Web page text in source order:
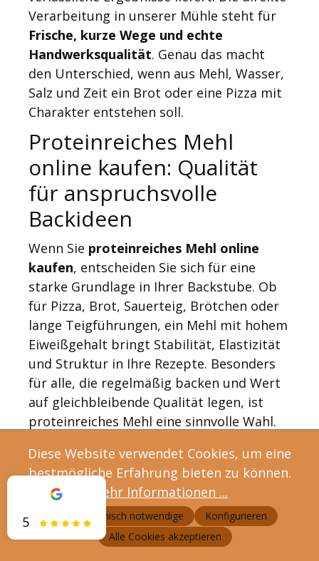
Verarbeitung in unserer Mühle steht für
Frische, kurze Wege und echte
Handwerksqualität. Genau das macht
den Unterschied, wenn aus Mehl, Wasser,
Salz und Zeit ein Brot oder eine Pizza mit
Charakter entstehen soll.
Proteinreiches Mehl
online kaufen: Qualität
für anspruchsvolle
Backideen
Wenn Sie proteinreiches Mehl online
kaufen, entscheiden Sie sich für eine
starke Grundlage in Ihrer Backstube. Ob
für Pizza, Brot, Sauerteig, Brötchen oder
lange Teigführungen, ein Mehl mit hohem
Eiweißgehalt bringt Stabilität, Elastizität
und Struktur in Ihre Rezepte. Besonders
für alle, die regelmäßig backen und Wert
auf gleichbleibende Qualität legen, ist
proteinreiches Mehl eine sinnvolle Wahl.
Bei uns erhalten Sie Mehle direktaus
eigener Herstellung, frisch verarbeitet
und sorgfältig kontrolliert.So verbinden
Sie handwerkliche Mühlenqualität mit
zuverlässigen Backeigenschaften und
natürlichem Geschmack. Entdecken Sie
5
Diese Website verwendet Cookies, um eine
bestmögliche Erfahrung bieten zu können.
Mehr Informationen ...
Nur technisch notwendige
Konfigurieren
Alle Cookies akzeptieren